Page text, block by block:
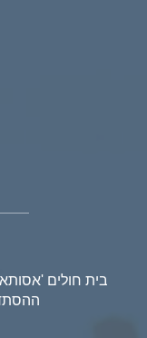
בית חולים
ההסתדרות 55 ,